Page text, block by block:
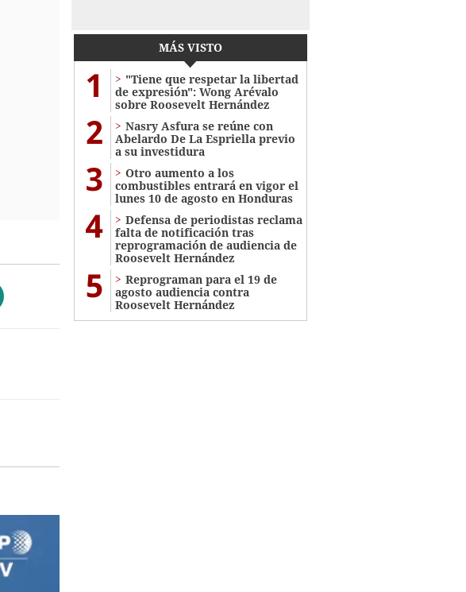
MÁS VISTO
1
"Tiene que respetar la libertad
de expresión": Wong Arévalo
sobre Roosevelt Hernández
2
Nasry Asfura se reúne con
Abelardo De La Espriella previo
a su investidura
3
Otro aumento a los
combustibles entrará en vigor el
lunes 10 de agosto en Honduras
4
Defensa de periodistas reclama
falta de notificación tras
reprogramación de audiencia de
Roosevelt Hernández
5
Reprograman para el 19 de
agosto audiencia contra
Roosevelt Hernández